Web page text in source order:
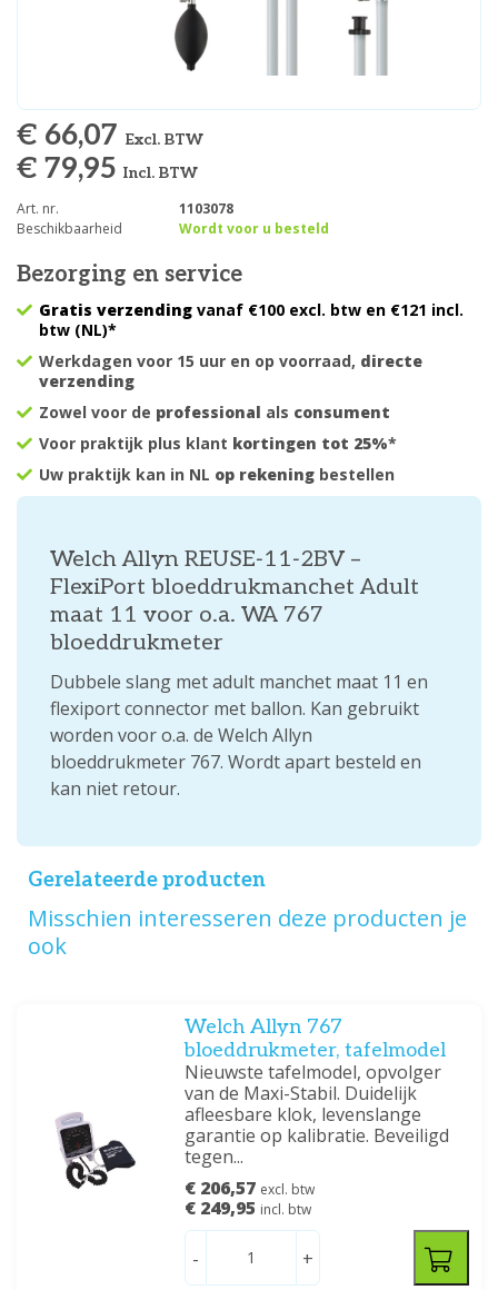
€ 66,07 Excl. BTW
€ 79,95 Incl. BTW
Art. nr.
1103078
Beschikbaarheid
Wordt voor u besteld
Bezorging en service
Gratis verzending vanaf €100 excl. btw en €121 incl.
btw (NL)*
Werkdagen voor 15 uur en op voorraad, directe
verzending
Zowel voor de professional als consument
Voor praktijk plus klant kortingen tot 25%*
Uw praktijk kan in NL op rekening bestellen
Welch Allyn REUSE‑11‑2BV –
FlexiPort bloeddrukmanchet Adult
maat 11 voor o.a. WA 767
bloeddrukmeter
Dubbele slang met adult manchet maat 11 en
flexiport connector met ballon. Kan gebruikt
worden voor o.a. de Welch Allyn
bloeddrukmeter 767. Wordt apart besteld en
kan niet retour.
Gerelateerde producten
Misschien interesseren deze producten je
ook
Welch Allyn 767
bloeddrukmeter, tafelmodel
Nieuwste tafelmodel, opvolger
van de Maxi-Stabil. Duidelijk
afleesbare klok, levenslange
garantie op kalibratie. Beveiligd
tegen...
€ 206,57 excl. btw
€ 249,95 incl. btw
- +